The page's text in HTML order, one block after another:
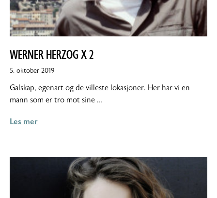
WERNER HERZOG X 2
5. oktober 20195.
2019
Galskap, egenart og de villeste lokasjoner. Her har vi en
mann som er tro mot sine …
Les mer